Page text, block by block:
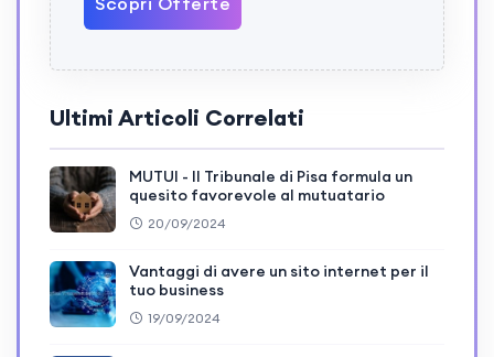
Ultimi Articoli Correlati
MUTUI - Il Tribunale di Pisa formula un
quesito favorevole al mutuatario
20/09/2024
Vantaggi di avere un sito internet per il
tuo business
19/09/2024